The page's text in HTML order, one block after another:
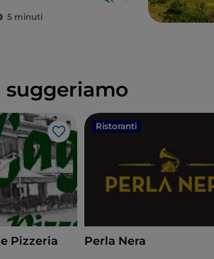
5 minuti
suggeriamo
Like
Pizzeria
Ristoranti
Perla Nera